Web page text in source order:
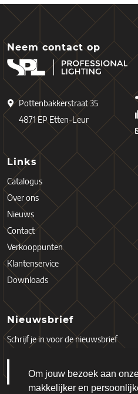
Om jouw bezoek aan
makkelijker en
Neem contact op
Pottenbakkerstraat 35
4871 EP Etten-Leur
Links
Catalogus
Over ons
Nieuws
Contact
Verkooppunten
Klantenservice
Downloads
Nieuwsbrief
Schrijf je in voor de nieuwsbrief